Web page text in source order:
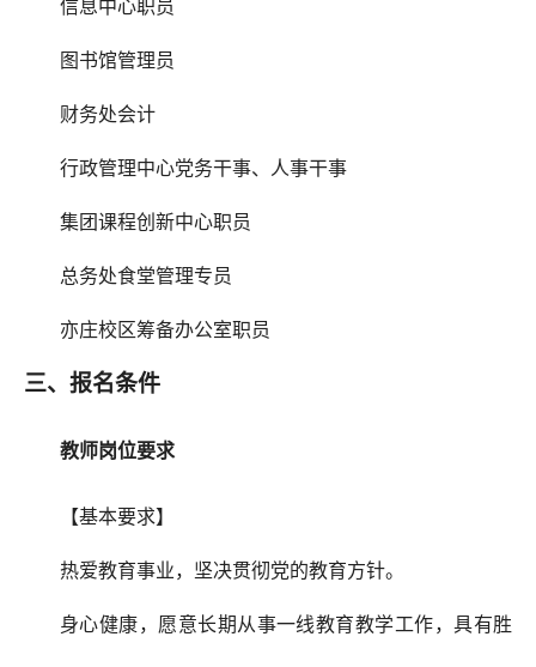
信息中心职员
图书馆管理员
财务处会计
行政管理中心党务干事、人事干事
集团课程创新中心职员
总务处食堂管理专员
亦庄校区筹备办公室职员
三、报名条件
教师岗位要求
【基本要求】
热爱教育事业，坚决贯彻党的教育方针。
身心健康，愿意长期从事一线教育教学工作，具有胜